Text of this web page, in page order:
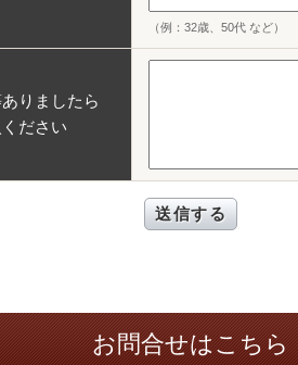
（例：32歳、50代 など）
りましたら
ださい
お問合せはこちら